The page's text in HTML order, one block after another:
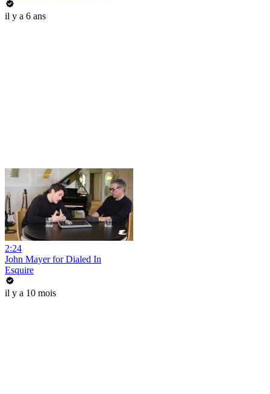
il y a 6 ans
2:24
John Mayer for Dialed In
Esquire
il y a 10 mois